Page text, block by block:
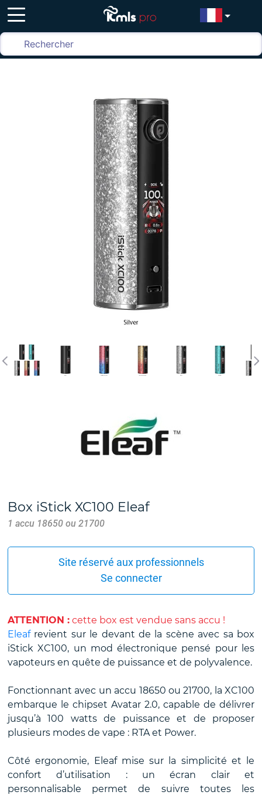
Box iStick XC100 Eleaf
1 accu 18650 ou 21700
Site réservé aux professionnels
Se connecter
ATTENTION : cette box est vendue sans accu !
Eleafrevient sur le devant de la scène avec sa box
iStick XC100, un mod électronique pensé pour les
vapoteurs en quête de puissance et de polyvalence.
Fonctionnant avec un accu 18650 ou 21700, la XC100
embarque le chipset Avatar 2.0, capable de délivrer
jusqu’à 100 watts de puissance et de proposer
plusieurs modes de vape : RTA et Power.
Côté ergonomie, Eleaf mise sur la simplicité et le
confort d’utilisation : un écran clair et
personnalisable permet de suivre toutes les